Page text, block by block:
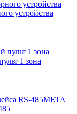
устройства
1 зона
МЕТА